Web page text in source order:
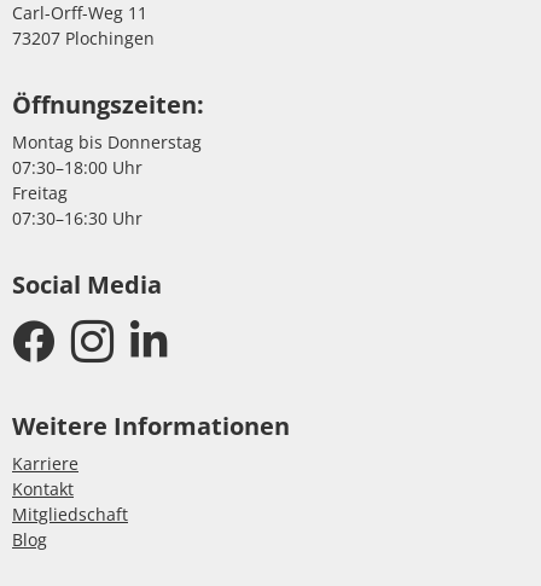
Carl-Orff-Weg 11
73207 Plochingen
Öffnungszeiten:
Montag bis Donnerstag
07:30–18:00 Uhr
Freitag
07:30–16:30 Uhr
Social Media
Weitere Informationen
Karriere
Kontakt
Mitgliedschaft
Blog